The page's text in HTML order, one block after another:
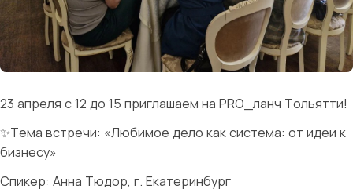
23 апреля с 12 до 15 приглашаем на PRO_ланч Тольятти!
✨Тема встречи: «Любимое дело как система: от идеи к
бизнесу»
Спикер: Анна Тюдор, г. Екатеринбург